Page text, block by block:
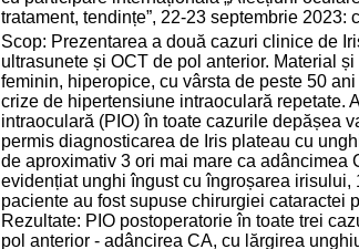
tratament, tendințe”, 22-23 septembrie
Scop: Prezentarea a două cazuri clinice de
ultrasunete și OCT de pol anterior. Material
feminin, hiperopice, cu vârsta de peste 50
crize de hipertensiune intraoculară repetate.
intraoculară (PIO) în toate cazurile depășea
permis diagnosticarea de Iris plateau cu
de aproximativ 3 ori mai mare ca adâncimea
evidențiat unghi îngust cu îngroșarea irisului,
paciente au fost supuse chirurgiei cataractei
Rezultate: PIO postoperatorie în toate trei
pol anterior - adâncirea CA, cu lărgirea